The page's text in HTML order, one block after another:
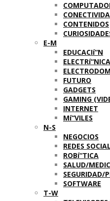
CONTENIDOS
E-M
EDUCACIí“N
ELECTRí“NICA
FUTURO
GADGETS
GAMING
INTERNET
Mí“VILES
N-S
NEGOCIOS
REDES
ROBí“TICA
SALUD/
SEGURIDAD/
SOFTWARE
T-W